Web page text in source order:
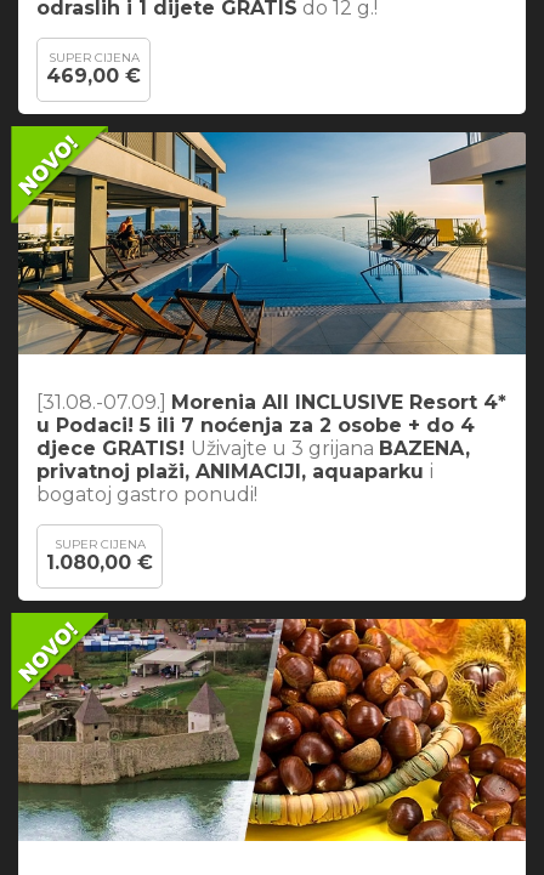
odraslih i 1 dijete GRATIS do 12 g.!
SUPER CIJENA
469,00 €
[31.08.-07.09.] Morenia All INCLUSIVE Resort 4*
u Podaci! 5 ili 7 noćenja za 2 osobe + do 4
djece GRATIS! Uživajte u 3 grijana BAZENA,
privatnoj plaži, ANIMACIJI, aquaparku i
bogatoj gastro ponudi!
SUPER CIJENA
1.080,00 €